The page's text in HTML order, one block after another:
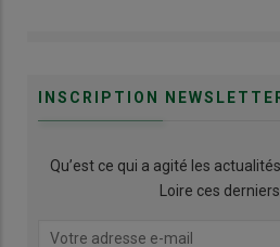
INSCRIPTION
Qu’est ce qui a agité les
Loire ces